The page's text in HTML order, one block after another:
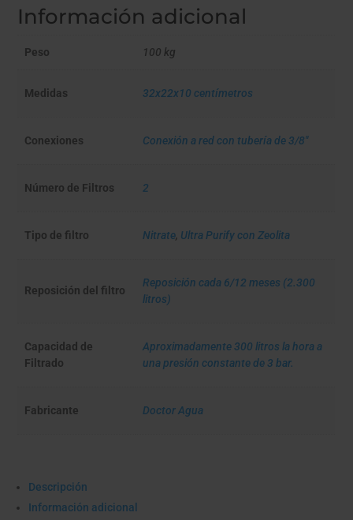
+
cantidad
Información adicional
Peso 100 kg
Medidas 32x22x10 centímetros
Conexiones Conexión a red con tubería de 3/8"
Número de Filtros 2
Tipo de filtro Nitrate, Ultra Purify con Zeolita
Reposición del filtro
Reposición cada 6/12 meses (2.300
litros)
Capacidad de
Filtrado
Aproximadamente 300 litros la hora a
una presión constante de 3 bar.
Fabricante Doctor Agua
Descripción
Información adicional